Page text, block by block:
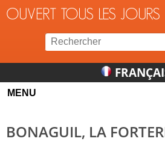
OUVERT TOUS LES
BONAGUIL, LA